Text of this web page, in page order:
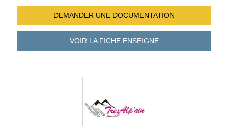
DEMANDER UNE DOCUMENTATION
VOIR LA FICHEENSEIGNE